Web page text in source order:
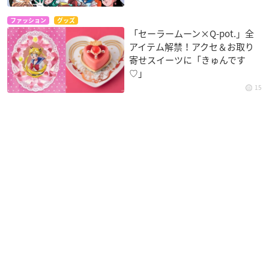
ファッション グッズ
「セーラームーン×Q-pot.」全
アイテム解禁！アクセ＆お取り
寄せスイーツに「きゅんです
♡」
15